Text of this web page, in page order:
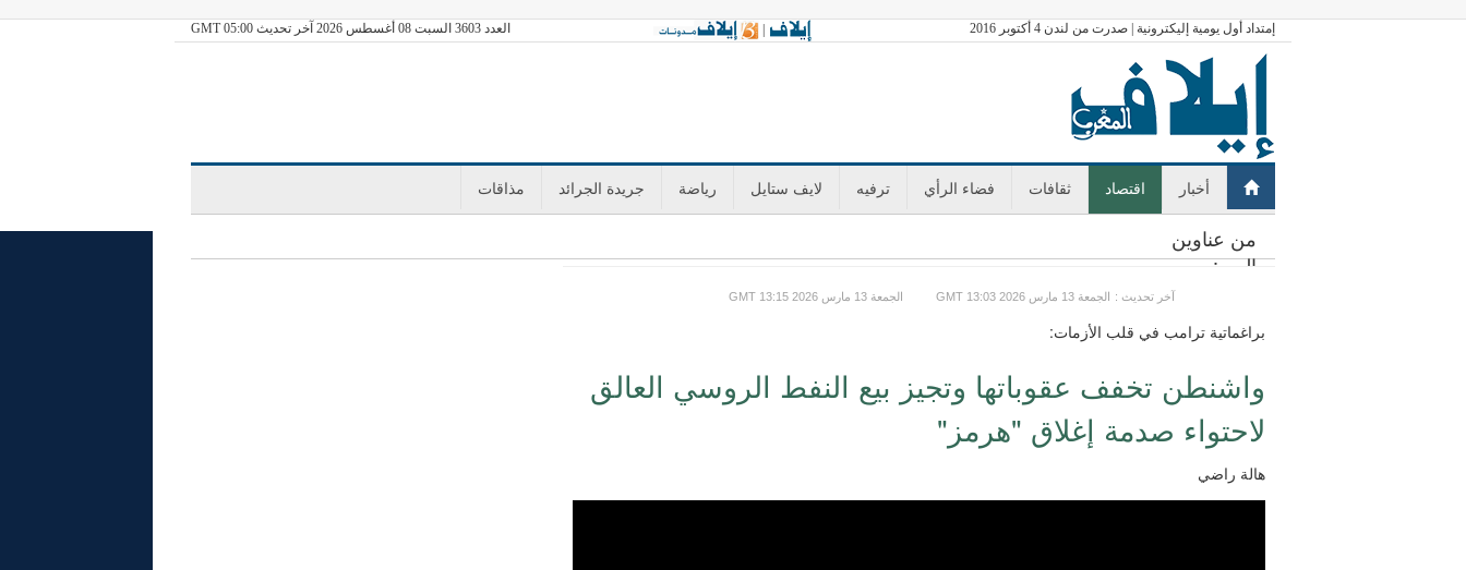
إمتداد أول يومية إليكترونية | صدرت من لندن 4 أكتوبر 2016 العدد 3603 السبت 08 أغسطس 2026 آخر تحديث GMT 05:00 |
أخبار اقتصاد ثقافات فضاء الرأي ترفيه لايف ستايل رياضة جريدة الجرائد مذاقات
من عناوين
اليوم:
GMT الجمعة 13 مارس 2026 13:15 GMT الجمعة 13 مارس 2026 13:03 : آخر تحديث
براغماتية ترامب في قلب الأزمات:
واشنطن تخفف عقوباتها وتجيز بيع النفط الروسي العالق
لاحتواء صدمة إغلاق "هرمز"
هالة راضي